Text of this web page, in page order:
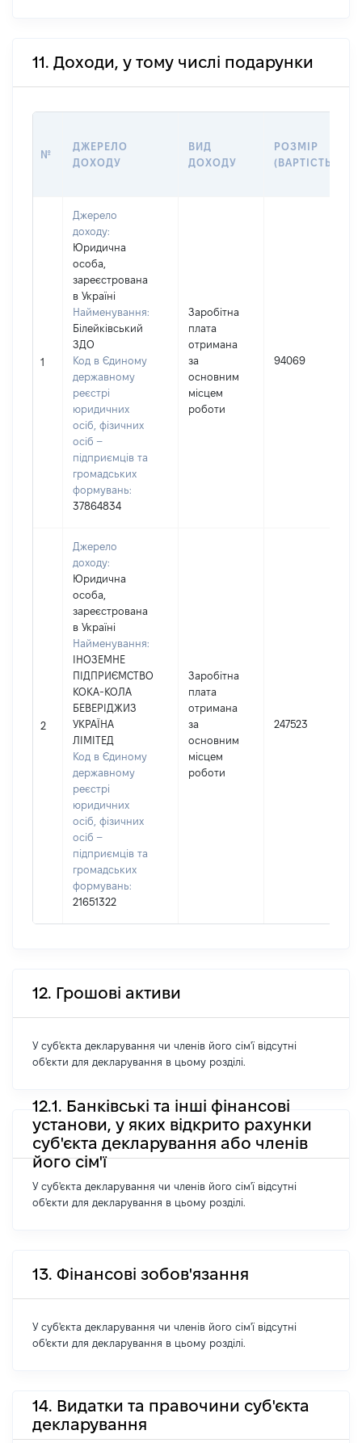
11. Доходи, у тому числі подарунки
№
ДЖЕРЕЛО
ДОХОДУ
ВИД
ДОХОДУ
РОЗМІР
(ВАРТІСТЬ)
1
Джерело
доходу:
Юридична
особа,
зареєстрована
в Україні
Найменування:
Білейківський
ЗДО
Код в Єдиному
державному
реєстрі
юридичних
осіб, фізичних
осіб –
підприємців та
громадських
формувань:
37864834
Заробітна
плата
отримана
за
основним
місцем
роботи
94069
2
Джерело
доходу:
Юридична
особа,
зареєстрована
в Україні
Найменування:
ІНОЗЕМНЕ
ПІДПРИЄМСТВО
КОКА-КОЛА
БЕВЕРІДЖИЗ
УКРАЇНА
ЛІМІТЕД
Код в Єдиному
державному
реєстрі
юридичних
осіб, фізичних
осіб –
підприємців та
громадських
формувань:
21651322
Заробітна
плата
отримана
за
основним
місцем
роботи
247523
12. Грошові активи
У суб'єкта декларування чи членів його сім'ї відсутні
об'єкти для декларування в цьому розділі.
12.1. Банківські та інші фінансові
установи, у яких відкрито рахунки
суб'єкта декларування або членів
його сім'ї
У суб'єкта декларування чи членів його сім'ї відсутні
об'єкти для декларування в цьому розділі.
13. Фінансові зобов'язання
У суб'єкта декларування чи членів його сім'ї відсутні
об'єкти для декларування в цьому розділі.
14. Видатки та правочини суб'єкта
декларування